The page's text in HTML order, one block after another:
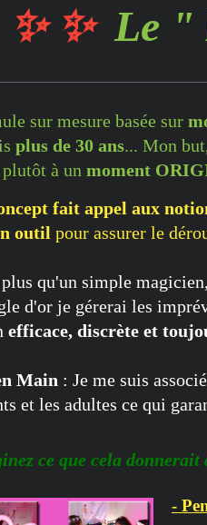
✨ ✨ Le "
sur mesure basée sur
plus de 30 ans... Mon
à un moment
fait appel aux
outil pour assurer le
qu'un simple
d'or je gérerai les
efficace, discrète et
Main : Je me suis
et les adultes ce qui
ce que cela donnerait
-